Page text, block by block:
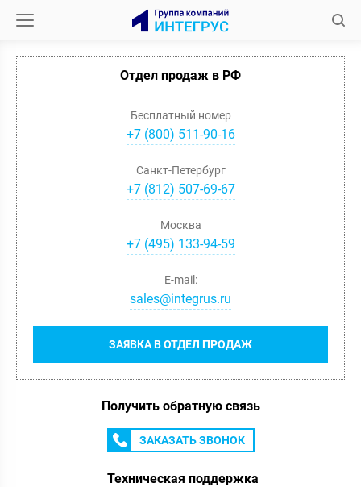
Отдел продаж в РФ
Бесплатный номер
+7 (800) 511-90-16
Санкт-Петербург
+7(812) 507-69-67
Москва
+7(495) 133-94-59
ЗАЯВКА В ОТДЕЛ ПРОДАЖ
E-mail:
sales@integrus.ru
Получить обратную связь
ЗАКАЗАТЬ ЗВОНОК
Техническая поддержка